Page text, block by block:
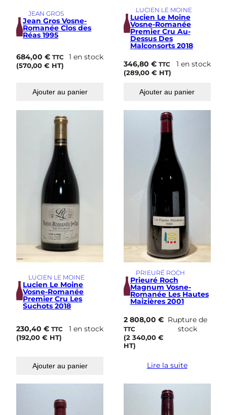
JEAN GROS
Jean Gros Vosne-
Romanée Clos des
Réas 1995
684,00€ TTC
(570,00€ HT)
1 en stock
Ajouter au panier
LUCIEN LE MOINE
Lucien Le Moine
Vosne-Romanée
Premier Cru Au-
Dessus Des
Malconsorts 2018
346,80 € TTC
(289,00 €HT)
1 en stock
Ajouter au panier
LUCIEN LE MOINE
Lucien Le Moine
Vosne-Romanée
Premier Cru Les
Suchots 2018
230,40€ TTC
(192,00€ HT)
1 en stock
Ajouter au panier
PRIEURÉ ROCH
Prieuré Roch
Magnum Vosne-
Romanée Les Hautes
Maizières 2001
2 808,00 €
TTC
(2 340,00 €
HT)
Rupture de
stock
Lire la suite